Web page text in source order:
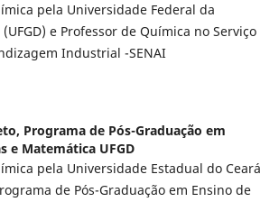
pela Universidade Federal da
e Professor de Química no Serviço
Industrial -SENAI
Programa de Pós-Graduação em
e Matemática UFGD
pela Universidade Estadual do Ceará
de Pós-Graduação em Ensino de